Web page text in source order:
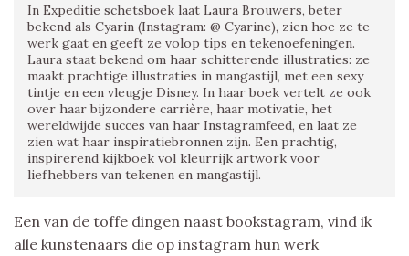
In Expeditie schetsboek laat Laura Brouwers, beter
bekend als Cyarin (Instagram: @ Cyarine), zien hoe ze te
werk gaat en geeft ze volop tips en tekenoefeningen.
Laura staat bekend om haar schitterende illustraties: ze
maakt prachtige illustraties in mangastijl, met een sexy
tintje en een vleugje Disney. In haar boek vertelt ze ook
over haar bijzondere carrière, haar motivatie, het
wereldwijde succes van haar Instagramfeed, en laat ze
zien wat haar inspiratiebronnen zijn. Een prachtig,
inspirerend kijkboek vol kleurrijk artwork voor
liefhebbers van tekenen en mangastijl.
Een van de toffe dingen naast bookstagram, vind ik
alle kunstenaars die op instagram hun werk